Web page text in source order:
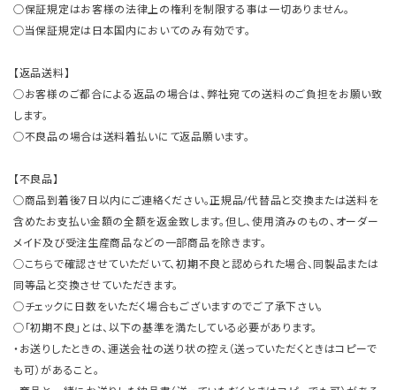
○保証規定はお客様の法律上の権利を制限する事は一切ありません。
○当保証規定は日本国内においてのみ有効です。
【返品送料】
○お客様のご都合による返品の場合は、弊社宛ての送料のご負担をお願い致
します。
○不良品の場合は送料着払いにて返品願います。
【不良品】
○商品到着後7日以内にご連絡ください。正規品/代替品と交換または送料を
含めたお支払い金額の全額を返金致します。但し、使用済みのもの、オーダー
メイド及び受注生産商品などの一部商品を除きます。
○こちらで確認させていただいて、初期不良と認められた場合、同製品または
同等品と交換させていただきます。
○チェックに日数をいただく場合もございますのでご了承下さい。
○「初期不良」とは、以下の基準を満たしている必要があります。
・お送りしたときの、運送会社の送り状の控え（送っていただくときはコピーで
も可）があること。